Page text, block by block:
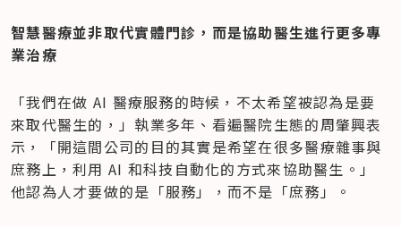
智慧醫療並非取代實體門診，而是協助醫生進行更多專
業治療
「我們在做 AI 醫療服務的時候，不太希望被認為是要
來取代醫生的，」執業多年、看遍醫院生態的周肇興表
示，「開這間公司的目的其實是希望在很多醫療雜事與
庶務上，利用 AI 和科技自動化的方式來協助醫生。」
他認為人才要做的是「服務」，而不是「庶務」。